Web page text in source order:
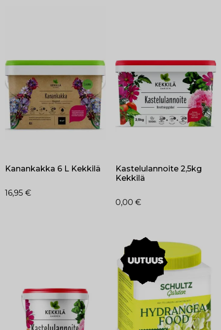
Kanankakka 6 L Kekkilä
16,95 €
Kastelulannoite 2,5kg
Kekkilä
0,00 €